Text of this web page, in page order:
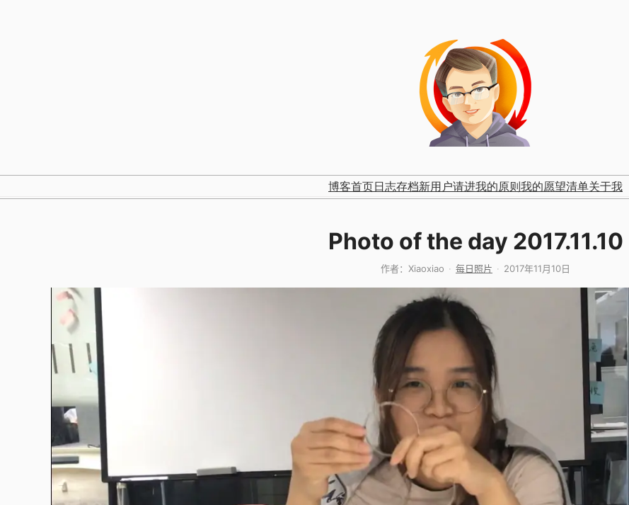
博客首页日志存档新用户请进我的原则 我的愿望清单关于我
Photo of the day 2017.11.10
作者： Xiaoxiao 每日照片 2017年11月10日